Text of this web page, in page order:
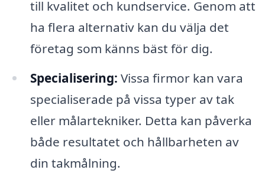
till kvalitet och kundservice. Genom att
ha flera alternativ kan du välja det
företag som känns bäst för dig.
Specialisering: Vissa firmor kan vara
specialiserade på vissa typer av tak
eller målartekniker. Detta kan påverka
både resultatet och hållbarheten av
din takmålning.